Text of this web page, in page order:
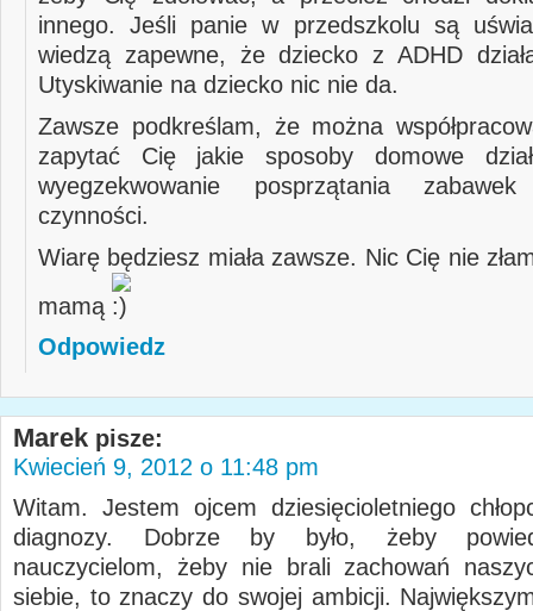
innego. Jeśli panie w przedszkolu są
wiedzą zapewne, że dziecko z ADHD
Utyskiwanie na dziecko nic nie da.
Zawsze podkreślam, że można
zapytać Cię jakie sposoby domowe
wyegzekwowanie posprzątania
czynności.
Wiarę będziesz miała zawsze. Nic Cię nie
mamą
Odpowiedz
Marek pisze:
Kwiecień 9, 2012 o 11:48 pm
Witam. Jestem ojcem dziesięcioletniego
diagnozy. Dobrze by było, żeby
nauczycielom, żeby nie brali zachowań
siebie, to znaczy do swojej ambicji.